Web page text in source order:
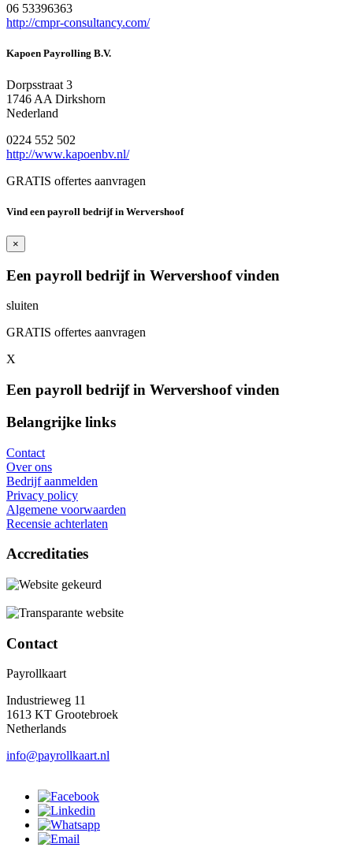
06 53396363
http://cmpr-consultancy.com/
Kapoen Payrolling B.V.
Dorpsstraat 3
1746 AA Dirkshorn
Nederland
0224 552 502
http://www.kapoenbv.nl/
GRATIS offertes aanvragen
Vind een payroll bedrijf in Wervershoof
×
Een payroll bedrijf in Wervershoof vinden
sluiten
GRATIS offertes aanvragen
X
Een payroll bedrijf in Wervershoof vinden
Belangrijke links
Contact
Over ons
Bedrijf aanmelden
Privacy policy
Algemene voorwaarden
Recensie achterlaten
Accreditaties
Contact
Payrollkaart
Industrieweg 11
1613 KT Grootebroek
Netherlands
info@payrollkaart.nl